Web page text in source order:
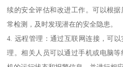
续的安全评估和改进工作。可以根
常检测，及时发现潜在的安全隐患。
4. 远程管理：通过互联网连接，可
理。相关人员可以通过手机或电脑